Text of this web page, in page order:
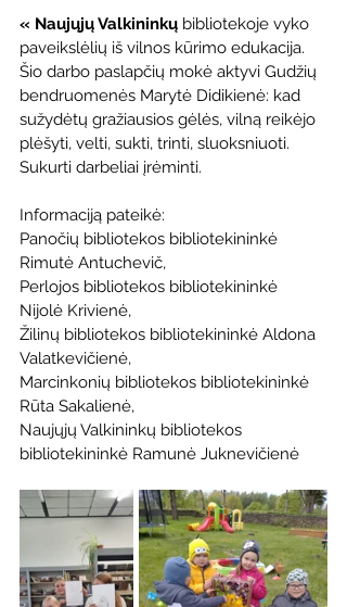
« Naujųjų Valkininkų bibliotekoje vyko
paveikslėlių iš vilnos kūrimo edukacija.
Šio darbo paslapčių mokė aktyvi Gudžių
bendruomenės Marytė Didikienė: kad
sužydėtų gražiausios gėlės, vilną reikėjo
plėšyti, velti, sukti, trinti, sluoksniuoti.
Sukurti darbeliai įrėminti.
Informaciją pateikė:
Panočių bibliotekos bibliotekininkė
Rimutė Antuchevič,
Perlojos bibliotekos bibliotekininkė
Nijolė Krivienė,
Žilinų bibliotekos bibliotekininkė Aldona
Valatkevičienė,
Marcinkonių bibliotekos bibliotekininkė
Rūta Sakalienė,
Naujųjų Valkininkų bibliotekos
bibliotekininkė Ramunė Juknevičienė